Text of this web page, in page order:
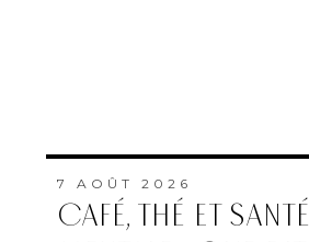
7 AOÛT 2026
CAFÉ, THÉ ET SANTÉ